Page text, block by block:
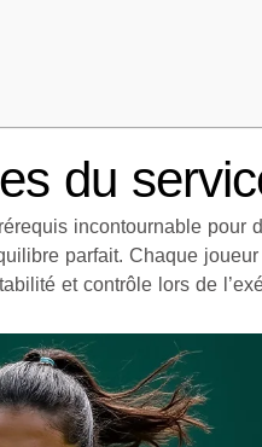
du
incontournable pour
parfait. Chaque
et contrôle lors de